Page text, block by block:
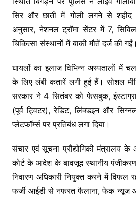
सिर और छाती में गोली लगने से
अनुसार, नेशनल ट्रॉमा सेंटर में 7,
चिकित्सा संस्थानों में बाकी मौतें दर्ज की गईं।
घायलों का इलाज विभिन्न अस्पतालों में
के लिए लंबी कतारें लगी हुई हैं। सोशल
सरकार ने 4 सितंबर को फेसबुक,
(पूर्व ट्विटर), रेडिट, लिंक्डइन और
प्लेटफॉर्म्स पर प्रतिबंध लगा दिया।
संचार एवं सूचना प्रौद्योगिकी मंत्रालय
कोर्ट के आदेश के बावजूद स्थानीय
निवारण अधिकारी नियुक्त करने में विफल
फर्जी आईडी से नफरत फैलाना, फेक न्यूज